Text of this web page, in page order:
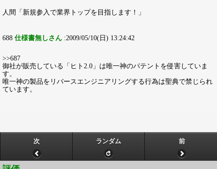
人間「新規参入で業界トップを目指します！」
688 仕様書無しさん :2009/05/10(日) 13:24:42
>>687
御社が販売している「ヒト2.0」は唯一神のパテントを侵害していま
す。
唯一神の製品をリバースエンジニアリングする行為は聖典で禁じられ
ています。
次 ランダム 前